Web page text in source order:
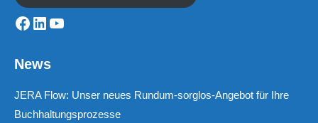
Facebook LinkedIn YouTube
News
JERA Flow: Unser neues Rundum-sorglos-Angebot für Ihre
Buchhaltungsprozesse